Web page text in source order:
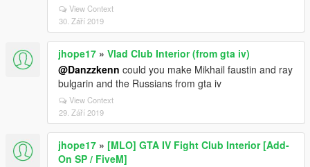
View Context
30. Září 2019
jhope17 » Vlad Club Interior (from gta iv)
@Danzzkenn could you make Mikhail faustin and ray
bulgarin and the Russians from gta iv
View Context
29. Září 2019
jhope17 » [MLO] GTA IV Fight Club Interior [Add-
On SP / FiveM]